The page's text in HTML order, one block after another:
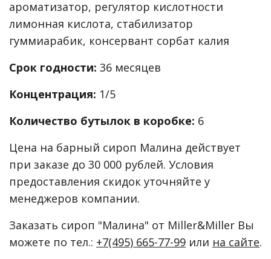
ароматизатор, регулятор кислотности
лимонная кислота, стабилизатор
гуммиарабик, консервант сорбат калия
Срок годности: 36 месяцев
Концентрация: 1/5
Количество бутылок в коробке: 6
Цена на барный сироп Малина действует
при заказе до 30 000 рублей. Условия
предоставления скидок уточняйте у
менеджеров компании.
Заказать сироп "Малина" от Miller&Miller Вы
можете по тел.: +7(495) 665-77-99 или на сайте.